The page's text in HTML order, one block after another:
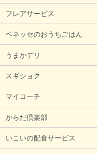
フレアサービス
ベネッセのおうちごはん
うまかデリ
スギショク
マイコーチ
からだ倶楽部
いこいの配食サービス